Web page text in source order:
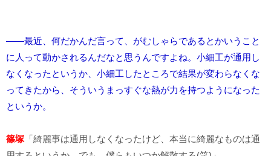
――最近、何だかんだ言って、がむしゃらであるとかいうこと
に人って動かされるんだなと思うんですよね。小細工が通用し
なくなったというか、小細工したところで結果が変わらなくな
ってきたから、そういうまっすぐな熱が力を持つようになった
というか。
篠塚 「綺麗事は通用しなくなったけど、本当に綺麗なものは通